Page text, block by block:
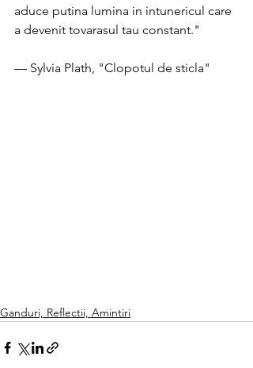
aduce putina lumina in intunericul care
a devenit tovarasul tau constant."
— Sylvia Plath, "Clopotul de sticla"
Ganduri, Reflectii, Amintiri